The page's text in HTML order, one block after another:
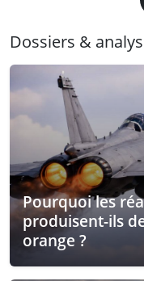
Dossiers &
Pourquoi les
produisent-ils
orange ?